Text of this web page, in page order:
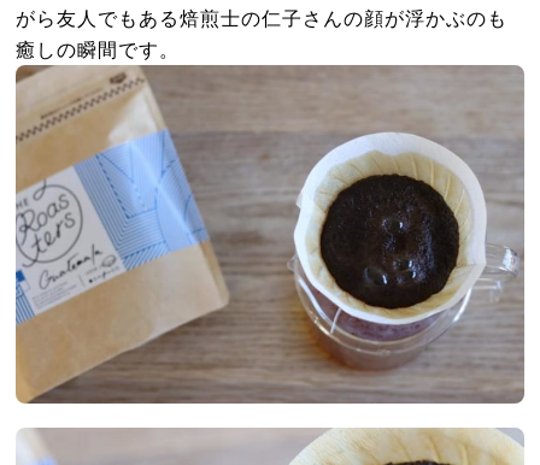
がら友人でもある焙煎士の仁子さんの顔が浮かぶのも
癒しの瞬間です。